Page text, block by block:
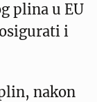
plina u EU
i
nakon